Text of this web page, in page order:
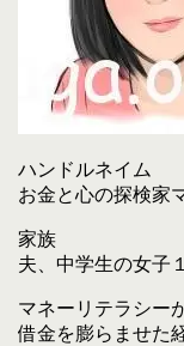
ハンドルネイム
お金と心の探検家
家族
夫、中学生の女子
マネーリテラシー
借金を膨らませた